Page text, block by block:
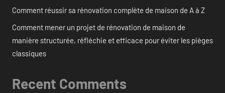
Comment réussir sa rénovation complète de maison de A à Z
Comment mener un projet de rénovation de maison de
manière structurée, réfléchie et efficace pour éviter les pièges
classiques
Recent Comments